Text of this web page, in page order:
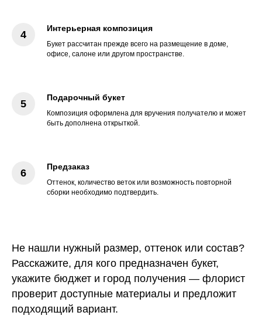
Интерьерная композиция
Букет рассчитан прежде всего на размещение в доме,
офисе, салоне или другом пространстве.
Подарочный букет
Композиция оформлена для вручения получателю и может
быть дополнена открыткой.
Предзаказ
Оттенок, количество веток или возможность повторной
сборки необходимо подтвердить.
Не нашли нужный размер, оттенок или состав?
Расскажите, для кого предназначен букет,
укажите бюджет и город получения — флорист
проверит доступные материалы и предложит
подходящий вариант.